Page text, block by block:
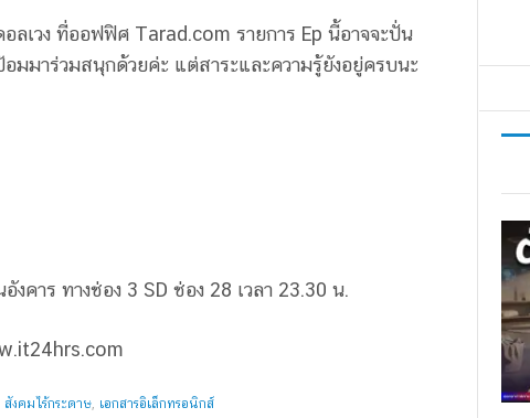
เวง ที่ออฟฟิศ Tarad.com รายการ Ep นี้อาจจะปั่น
มมาร่วมสนุกด้วยค่ะ แต่สาระและความรู้ยังอยู่ครบนะ
คาร ทางช่อง 3 SD ช่อง 28 เวลา 23.30 น.
สังคมไร้กระดาษ, เอกสารอิเล็กทรอนิกส์